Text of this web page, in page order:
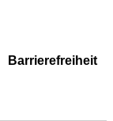
Barrierefreiheit